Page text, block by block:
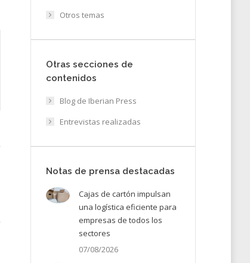
Otros temas
Otras secciones de
contenidos
Blog de Iberian Press
Entrevistas realizadas
Notas de prensa destacadas
Cajas de cartón impulsan
una logística eficiente para
empresas de todos los
sectores
07/08/2026